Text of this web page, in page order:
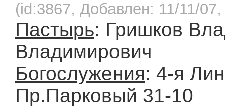
(id:3867, Добавлен: 11/11/
Пастырь: Гришков
Владимирович
Богослужения: 4-я
Пр.Парковый 31-10